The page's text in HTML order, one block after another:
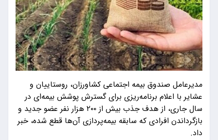
مدیرعامل صندوق بیمه اجتماعی کشاورزان، روستاییان و
عشایر با اعلام برنامه‌ریزی برای گسترش پوشش بیمه‌ای در
سال جاری، از هدف جذب بیش از ۲۰۰ هزار نفر عضو جدید و
بازگرداندن افرادی که سابقه بیمه‌پردازی آن‌ها قطع شده، خبر
داد.